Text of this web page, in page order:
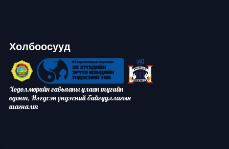
Холбоосууд
Хөдөлмөрийн гавьяаны улаан тугийн
одонт, Нэгдсэн үндэсний байгууллагын
шагналт